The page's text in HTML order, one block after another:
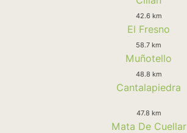
42.6 km
El Fresno
58.7 km
Muñotello
48.8 km
Cantalapiedra
47.8 km
Mata De Cuellar